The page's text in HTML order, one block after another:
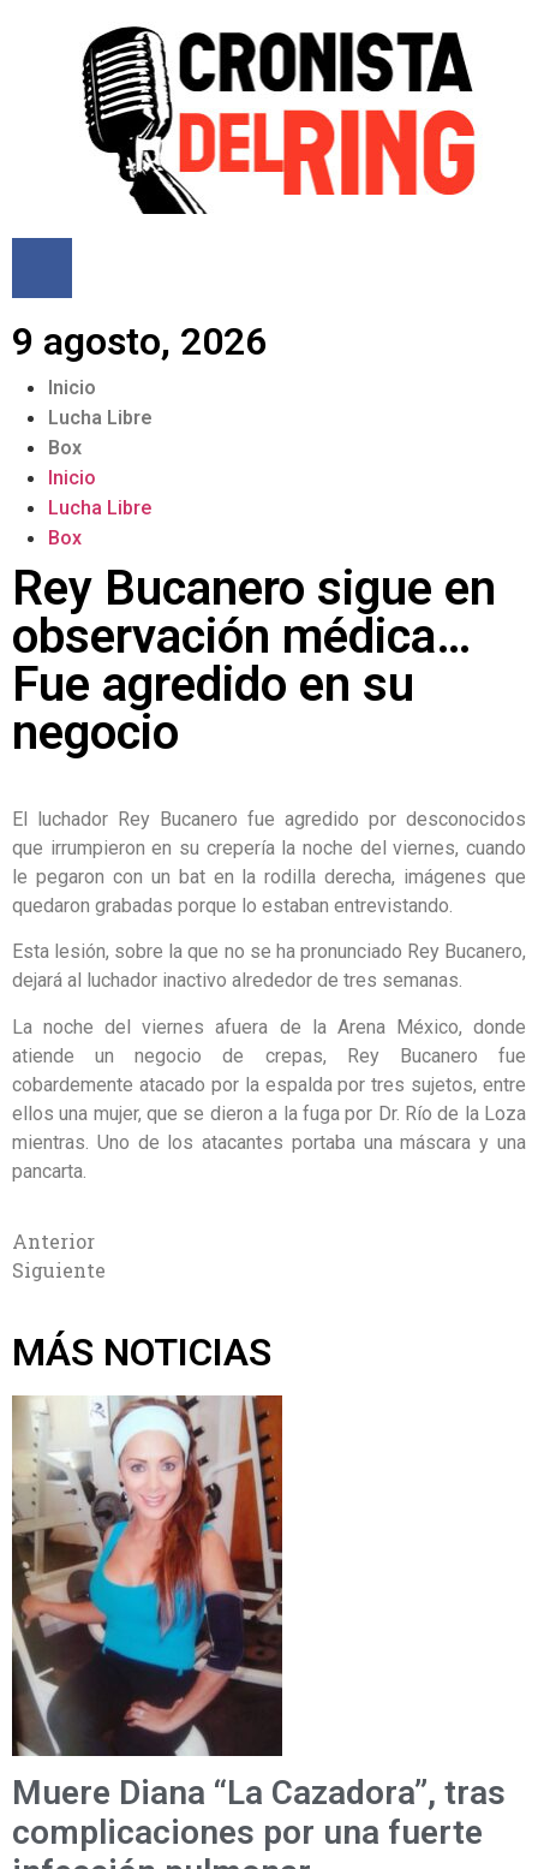
9 agosto, 2026
Inicio
Lucha Libre
Box
Inicio
Lucha Libre
Box
Rey Bucanero sigue en
observación médica…
Fue agredido en su
negocio
El luchador Rey Bucanero fue agredido por desconocidos
que irrumpieron en su crepería la noche del viernes, cuando
le pegaron con un bat en la rodilla derecha, imágenes que
quedaron grabadas porque lo estaban entrevistando.
Esta lesión, sobre la que no se ha pronunciado Rey Bucanero,
dejará al luchador inactivo alrededor de tres semanas.
La noche del viernes afuera de la Arena México, donde
atiende un negocio de crepas, Rey Bucanero fue
cobardemente atacado por la espalda por tres sujetos, entre
ellos una mujer, que se dieron a la fuga por Dr. Río de la Loza
mientras. Uno de los atacantes portaba una máscara y una
pancarta.
Anterior
Siguiente
MÁS NOTICIAS
Muere Diana “La Cazadora”, tras
complicaciones por una fuerte